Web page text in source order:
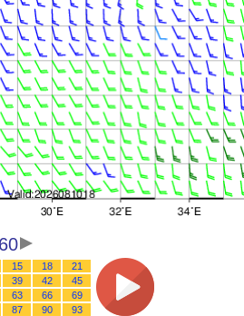
15 18
21
39 42
45
63 66
69
87 90 93